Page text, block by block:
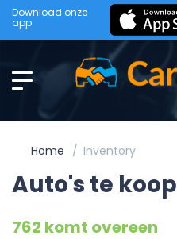
Download onze
app
Home Inventory
Auto's te koop
762 komt overeen